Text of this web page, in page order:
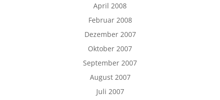
April 2008
Februar 2008
Dezember 2007
Oktober 2007
September 2007
August 2007
Juli 2007